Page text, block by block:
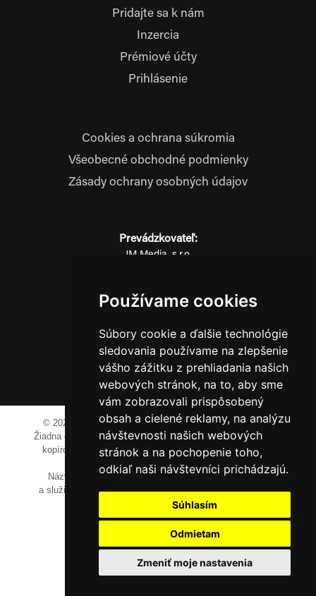
Používame cookies
Súbory cookie a ďalšie technológie
sledovania používame na zlepšenie
vášho zážitku z prehliadania našich
webových stránok, na to, aby sme
vám zobrazovali prispôsobený
obsah a cielené reklamy, na analýzu
návštevnosti našich webových
stránok a na pochopenie toho,
odkiaľ naši návštevníci prichádzajú.
Súhlasím
Odmietam
Zmeniť moje nastavenia
Pridajte sa k nám
Inzercia
Prémiové účty
Prihlásenie
Cookies a ochrana súkromia
Všeobecné obchodné podmienky
Zásady ochrany osobných údajov
Prevádzkovateľ:
JM Media, s.r.o.
IČO: 52600998
0911 955 646
© 2023-2024 JM Media, s.r.o.Všetky práva vyhradené.
Žiadna časť tohto portálu ak nie je uvedené inak, nesmie byť
kopírovaná, alebo prezentovaná bez výslovného súhlasu
prevádzkovateľa.
Názvy spoločností, firiem a prezentovaných výrobkov
a služieb môžu byť registrovanými obchodnými známkami
ich vlastníkov.